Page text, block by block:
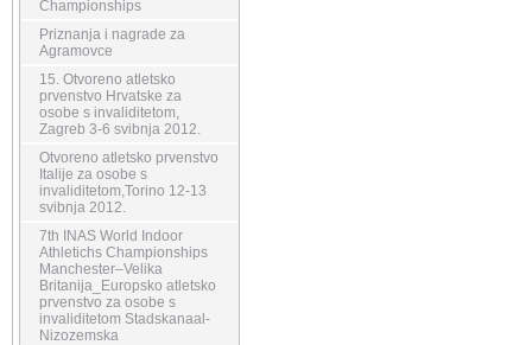
Championships
Priznanja i nagrade za
Agramovce
15. Otvoreno atletsko
prvenstvo Hrvatske za
osobe s invaliditetom,
Zagreb 3-6 svibnja 2012.
Otvoreno atletsko prvenstvo
Italije za osobe s
invaliditetom,Torino 12-13
svibnja 2012.
7th INAS World Indoor
Athletichs Championships
Manchester–Velika
Britanija_Europsko atletsko
prvenstvo za osobe s
invaliditetom Stadskanaal-
Nizozemska